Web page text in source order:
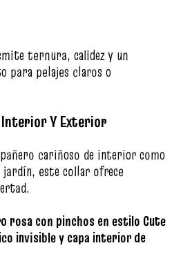
ternura, calidez y un
para pelajes claros o
Y Exterior
cariñoso de interior como
este collar ofrece
rosa con pinchos en estilo Cute
invisible y capa interior de